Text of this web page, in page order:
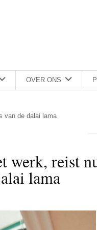
OVER ONS
van de dalai lama
werk, reist
lama